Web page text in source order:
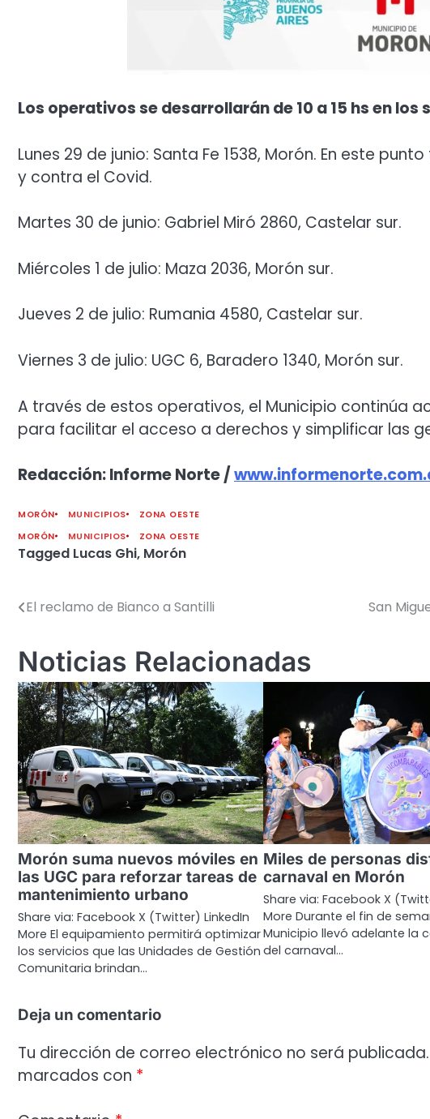
Los operativos se desarrollarán de 10 a 15 hs en
Lunes 29 de junio: Santa Fe 1538, Morón. En este
y contra el Covid.
Martes 30 de junio: Gabriel Miró 2860, Castelar sur.
Miércoles 1 de julio: Maza 2036, Morón sur.
Jueves 2 de julio: Rumania 4580, Castelar sur.
Viernes 3 de julio: UGC 6, Baradero 1340, Morón sur.
A través de estos operativos, el Municipio continúa
para facilitar el acceso a derechos y simplificar las
Redacción: Informe Norte /
MORÓN MUNICIPIOS
ZONA OESTE
MORÓN
MUNICIPIOS ZONA OESTE
Tagged Lucas Ghi, Morón
Navegación
entradas
El reclamo de Bianco a Santilli San
Noticias Relacionadas
Morón suma nuevos móviles en
las UGC para reforzar tareas de
mantenimiento urbano
Share via: Facebook X (Twitter) LinkedIn
More El equipamiento permitirá optimizar
los servicios que las Unidades de Gestión
Comunitaria brindan…
Miles de personas
carnaval en Morón
Share via: Facebook X
More Durante el fin de
Municipio llevó adelante la
del carnaval…
Deja un comentario
Tu dirección de correo electrónico no será publicada.
marcados con *